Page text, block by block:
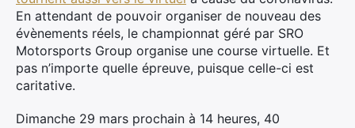
En attendant de pouvoir organiser de nouveau des
évènements réels, le championnat géré par SRO
Motorsports Group organise une course virtuelle. Et
pas n’importe quelle épreuve, puisque celle-ci est
caritative.
Dimanche 29 mars prochain à 14 heures, 40